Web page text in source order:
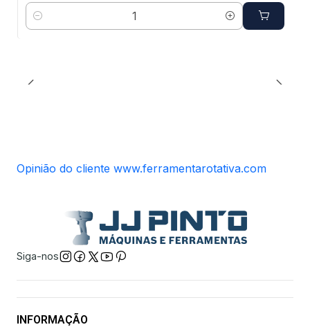
Quantidade
Opinião do cliente www.ferramentarotativa.com
Siga-nos
INFORMAÇÃO